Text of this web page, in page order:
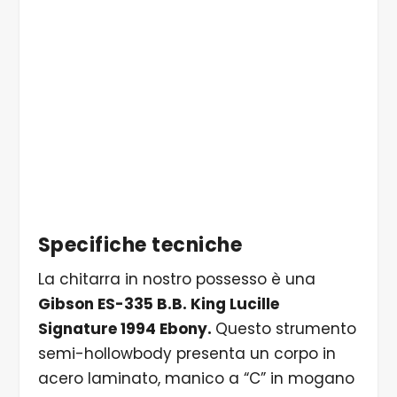
Specifiche tecniche
La chitarra in nostro possesso è una
Gibson ES-335 B.B. King Lucille
Signature 1994 Ebony. Questo strumento
semi-hollowbody presenta un corpo in
acero laminato, manico a “C” in mogano